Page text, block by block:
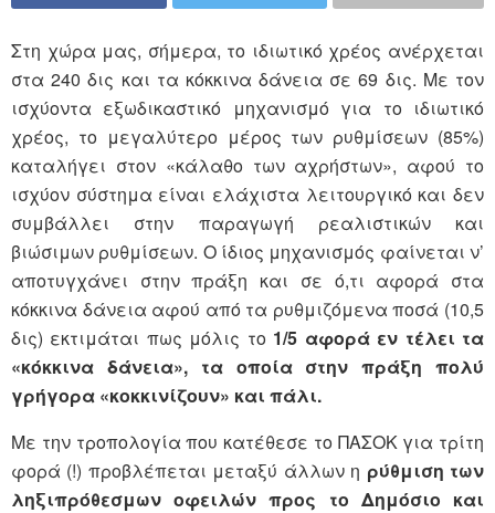
Στη χώρα μας, σήμερα, το ιδιωτικό χρέος ανέρχεται
στα 240 δις και τα κόκκινα δάνεια σε 69 δις. Με τον
ισχύοντα εξωδικαστικό μηχανισμό για το ιδιωτικό
χρέος, το μεγαλύτερο μέρος των ρυθμίσεων (85%)
καταλήγει στον «κάλαθο των αχρήστων», αφού το
ισχύον σύστημα είναι ελάχιστα λειτουργικό και δεν
συμβάλλει στην παραγωγή ρεαλιστικών και
βιώσιμων ρυθμίσεων. Ο ίδιος μηχανισμός φαίνεται ν’
αποτυγχάνει στην πράξη και σε ό,τι αφορά στα
κόκκινα δάνεια αφού από τα ρυθμιζόμενα ποσά (10,5
δις) εκτιμάται πως μόλις το 1/5 αφορά εν τέλει τα
«κόκκινα δάνεια», τα οποία στην πράξη πολύ
γρήγορα «κοκκινίζουν» και πάλι.
Με την τροπολογία που κατέθεσε το ΠΑΣΟΚ για τρίτη
φορά (!) προβλέπεται μεταξύ άλλων η ρύθμιση των
ληξιπρόθεσμων οφειλών προς το Δημόσιο και